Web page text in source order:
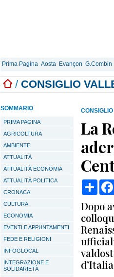
Prima Pagina Aosta Evançon G.Combin
/ CONSIGLIO
SOMMARIO
PRIMA PAGINA
AGRICOLTURA
AMBIENTE
ATTUALITÀ
ATTUALITÀ ECONOMIA
ATTUALITÀ POLITICA
CRONACA
CULTURA
ECONOMIA
EVENTI E APPUNTAMENTI
FEDE E RELIGIONI
INFOGLOCAL
INTEGRAZIONE E
SOLIDARIETÀ
CONSIGLIO
La
Dopo